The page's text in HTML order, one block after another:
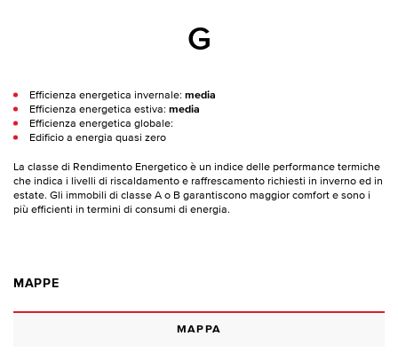
G
Efficienza energetica invernale: media
Efficienza energetica estiva: media
Efficienza energetica globale:
Edificio a energia quasi zero
La classe di Rendimento Energetico è un indice delle performance termiche
che indica i livelli di riscaldamento e raffrescamento richiesti in inverno ed in
estate. Gli immobili di classe A o B garantiscono maggior comfort e sono i
più efficienti in termini di consumi di energia.
MAPPE
MAPPA